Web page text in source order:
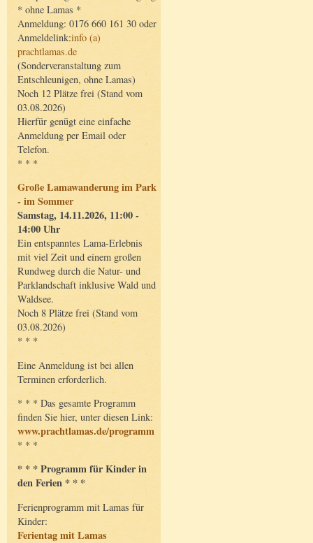
* ohne Lamas *
Anmeldung: 0176 660 161 30 oder
Anmeldelink:info (a)
prachtlamas.de
(Sonderveranstaltung zum
Entschleunigen, ohne Lamas)
Noch 12 Plätze frei (Stand vom
03.08.2026)
Hierfür genügt eine einfache
Anmeldung per Email oder
Telefon.
* * *
Große Lamawanderung im Park
- im Sommer
Samstag, 14.11.2026, 11:00 -
14:00 Uhr
Ein entspanntes Lama-Erlebnis
mit viel Zeit und einem großen
Rundweg durch die Natur- und
Parklandschaft inklusive Wald und
Waldsee.
Noch 8 Plätze frei (Stand vom
03.08.2026)
* * *
Eine Anmeldung ist bei allen
Terminen erforderlich.
* * * Das gesamte Programm
finden Sie hier, unter diesen Link:
www.prachtlamas.de/programm
* * *
* * * Programm für Kinder in
den Ferien * * *
Ferienprogramm mit Lamas für
Kinder:
Ferientag mit Lamas